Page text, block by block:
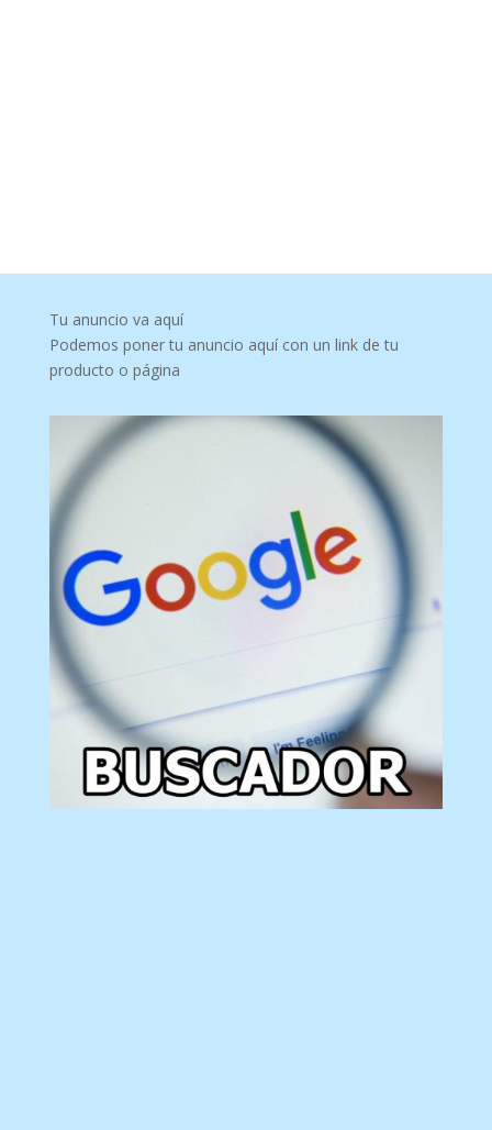
Tu anuncio va aquí
Podemos poner tu anuncio aquí con un link de tu
producto o página